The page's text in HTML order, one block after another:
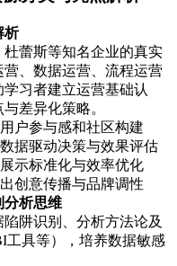
析
蕾斯等知名企业的真实
、数据运营、流程运营
习者建立运营基础认
差异化策略。
户参与感和社区构建
据驱动决策与效果评估
示标准化与效率优化
创意传播与品牌调性
分析思维
阱识别、分析方法论及
工具等），培养数据敏感